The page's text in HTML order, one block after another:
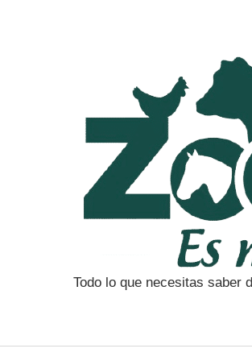
Todo lo que necesitas saber